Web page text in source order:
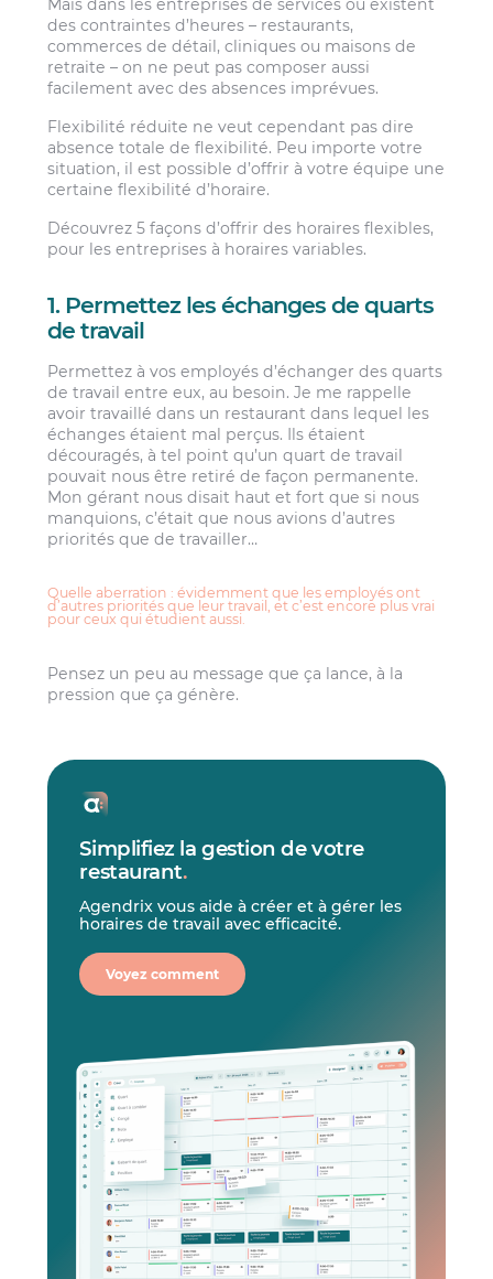
Mais dans les entreprises de services où existent
des contraintes d’heures – restaurants,
commerces de détail, cliniques ou maisons de
retraite – on ne peut pas composer aussi
facilement avec des absences imprévues.
Flexibilité réduite ne veut cependant pas dire
absence totale de flexibilité. Peu importe votre
situation, il est possible d’offrir à votre équipe une
certaine flexibilité d’horaire.
Découvrez 5 façons d’offrir des horaires flexibles,
pour les entreprises à horaires variables.
1. Permettez les échanges de quarts
de travail
Permettez à vos employés d’échanger des quarts
de travail entre eux, au besoin. Je me rappelle
avoir travaillé dans un restaurant dans lequel les
échanges étaient mal perçus. Ils étaient
découragés, à tel point qu’un quart de travail
pouvait nous être retiré de façon permanente.
Mon gérant nous disait haut et fort que si nous
manquions, c’était que nous avions d’autres
priorités que de travailler…
Quelle aberration : évidemment que les employés ont
d’autres priorités que leur travail, et c’est encore plus vrai
pour ceux qui étudient aussi.
Pensez un peu au message que ça lance, à la
pression que ça génère.
Simplifiez la gestion de votre
restaurant.
Agendrix vous aide à créer et à gérer les
horaires de travail avec efficacité.
Voyez comment